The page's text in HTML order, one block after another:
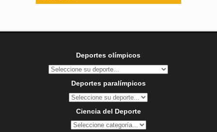
Deportes olímpicos
Deportes paralímpicos
Ciencia del Deporte